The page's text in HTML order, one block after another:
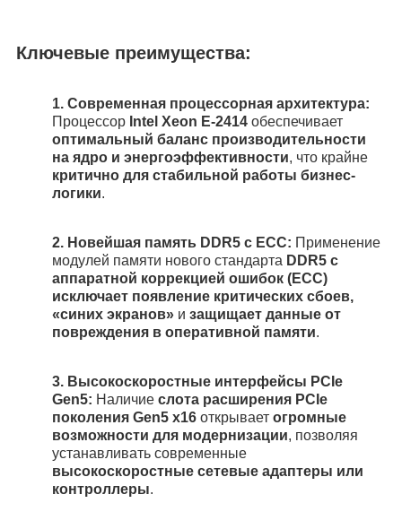
Ключевые преимущества:
1. Современная процессорная архитектура:
Процессор Intel Xeon E-2414 обеспечивает
оптимальный баланс производительности
на ядро и энергоэффективности, что крайне
критично для стабильной работы бизнес-
логики.
2. Новейшая память DDR5 с ECC: Применение
модулей памяти нового стандарта DDR5 с
аппаратной коррекцией ошибок (ECC)
исключает появление критических сбоев,
«синих экранов» и защищает данные от
повреждения в оперативной памяти.
3. Высокоскоростные интерфейсы PCIe
Gen5: Наличие слота расширения PCIe
поколения Gen5 x16 открывает огромные
возможности для модернизации, позволяя
устанавливать современные
высокоскоростные сетевые адаптеры или
контроллеры.